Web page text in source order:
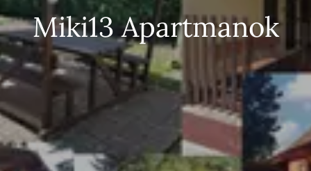
Miki13 Apartmanok